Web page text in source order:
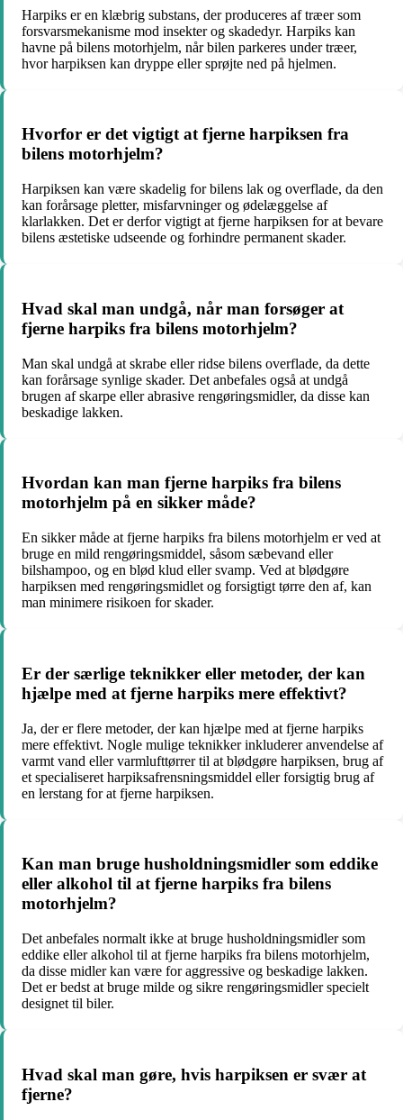
Harpiks er en klæbrig substans, der produceres af træer som
forsvarsmekanisme mod insekter og skadedyr. Harpiks kan
havne på bilens motorhjelm, når bilen parkeres under træer,
hvor harpiksen kan dryppe eller sprøjte ned på hjelmen.
Hvorfor er det vigtigt at fjerne harpiksen fra
bilens motorhjelm?
Harpiksen kan være skadelig for bilens lak og overflade, da den
kan forårsage pletter, misfarvninger og ødelæggelse af
klarlakken. Det er derfor vigtigt at fjerne harpiksen for at bevare
bilens æstetiske udseende og forhindre permanent skader.
Hvad skal man undgå, når man forsøger at
fjerne harpiks fra bilens motorhjelm?
Man skal undgå at skrabe eller ridse bilens overflade, da dette
kan forårsage synlige skader. Det anbefales også at undgå
brugen af skarpe eller abrasive rengøringsmidler, da disse kan
beskadige lakken.
Hvordan kan man fjerne harpiks fra bilens
motorhjelm på en sikker måde?
En sikker måde at fjerne harpiks fra bilens motorhjelm er ved at
bruge en mild rengøringsmiddel, såsom sæbevand eller
bilshampoo, og en blød klud eller svamp. Ved at blødgøre
harpiksen med rengøringsmidlet og forsigtigt tørre den af, kan
man minimere risikoen for skader.
Er der særlige teknikker eller metoder, der kan
hjælpe med at fjerne harpiks mere effektivt?
Ja, der er flere metoder, der kan hjælpe med at fjerne harpiks
mere effektivt. Nogle mulige teknikker inkluderer anvendelse af
varmt vand eller varmlufttørrer til at blødgøre harpiksen, brug af
et specialiseret harpiksafrensningsmiddel eller forsigtig brug af
en lerstang for at fjerne harpiksen.
Kan man bruge husholdningsmidler som eddike
eller alkohol til at fjerne harpiks fra bilens
motorhjelm?
Det anbefales normalt ikke at bruge husholdningsmidler som
eddike eller alkohol til at fjerne harpiks fra bilens motorhjelm,
da disse midler kan være for aggressive og beskadige lakken.
Det er bedst at bruge milde og sikre rengøringsmidler specielt
designet til biler.
Hvad skal man gøre, hvis harpiksen er svær at
fjerne?